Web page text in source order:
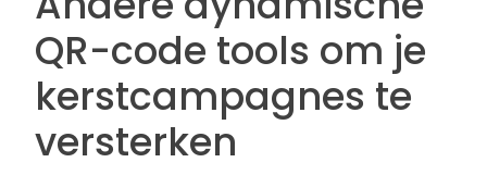
QR-code tools om je
kerstcampagnes te
versterken